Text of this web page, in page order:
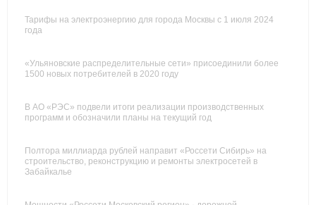
Тарифы на электроэнергию для города Москвы с 1 июля 2024
года
«Ульяновские распределительные сети» присоединили более
1500 новых потребителей в 2020 году
В АО «РЭС» подвели итоги реализации производственных
программ и обозначили планы на текущий год
Полтора миллиарда рублей направит «Россети Сибирь» на
строительство, реконструкцию и ремонты электросетей в
Забайкалье